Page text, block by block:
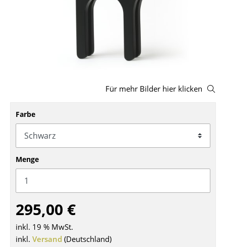
Bänke & Liegen
Schaukelstühle
Bürodrehstühle
Konferenzstühle
Bürosessel
Einzelteile
... alle Sitzmöbel
Tische
Für mehr Bilder hier klicken
Farbe
Menge
295,00 €
inkl. 19 % MwSt.
inkl. Versand (Deutschland)